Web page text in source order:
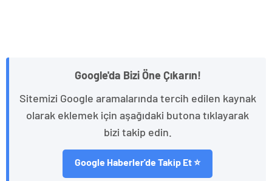
Google'da Bizi Öne Çıkarın!
Sitemizi Google aramalarında tercih edilen kaynak
olarak eklemek için aşağıdaki butona tıklayarak
bizi takip edin.
Google Haberler'de Takip Et ⭐